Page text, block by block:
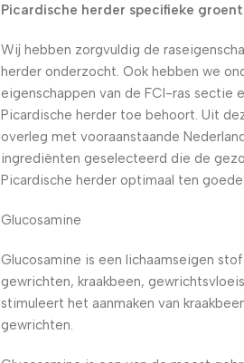
Picardische herder specifieke
Wij hebben zorgvuldig de
herder onderzocht. Ook hebben we
eigenschappen van de FCI-ras sectie
Picardische herder toe behoort. Uit
overleg met vooraanstaande
ingrediënten geselecteerd die de
Picardische herder optimaal ten goede
Glucosamine
Glucosamine is een lichaamseigen
gewrichten, kraakbeen,
stimuleert het aanmaken van
gewrichten.